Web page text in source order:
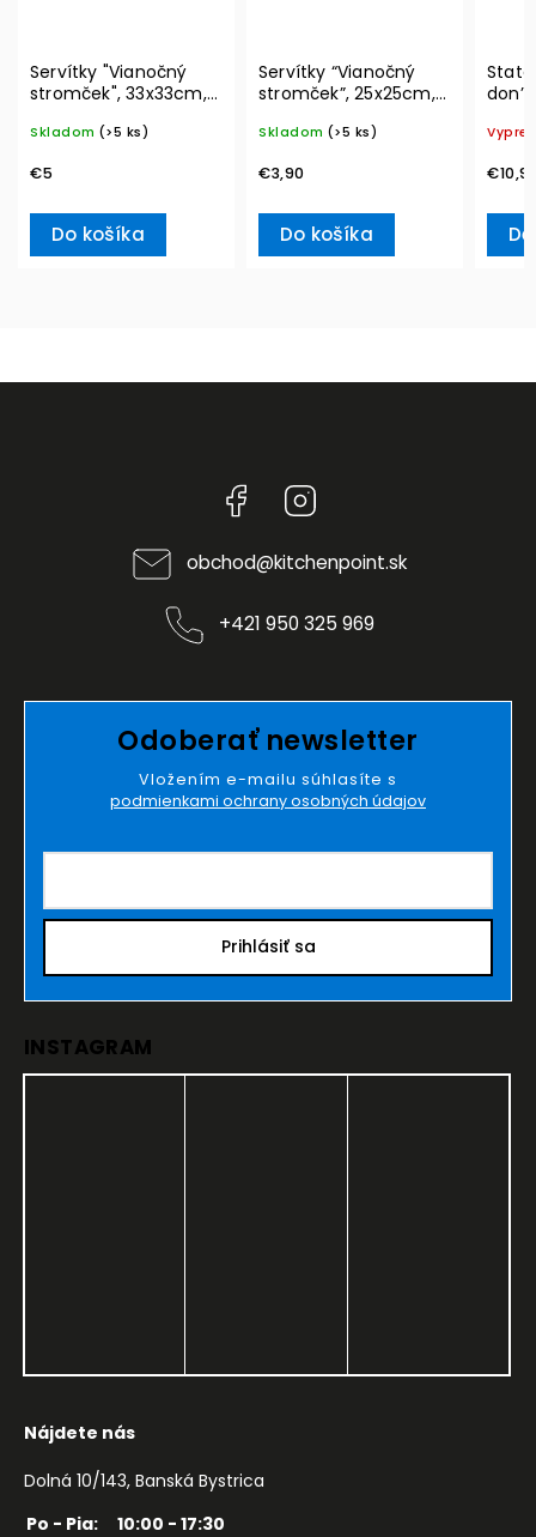
Servítky "Vianočný
stromček", 33x33cm,
L– Villeroy & Boch
Skladom (>5 ks)
€5
Do košíka
Servítky “Vianočný
stromček”, 25x25cm,
Villeroy & Boch
Skladom (>5 ks)
€3,90
Do košíka
Facebook
obchod@kitchenpoint.sk
+421 950 325 969
Odoberať newsletter
Vložením e-mailu súhlasíte s
podmienkami ochrany osobných údajov
Prihlásiť sa
INSTAGRAM
Nájdete nás
Dolná 10/143, Banská Bystrica
Po - Pia:
10:00 - 17:30